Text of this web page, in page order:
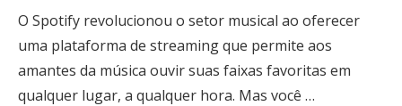
O Spotify revolucionou o setor musical ao oferecer
uma plataforma de streaming que permite aos
amantes da música ouvir suas faixas favoritas em
qualquer lugar, a qualquer hora. Mas você …